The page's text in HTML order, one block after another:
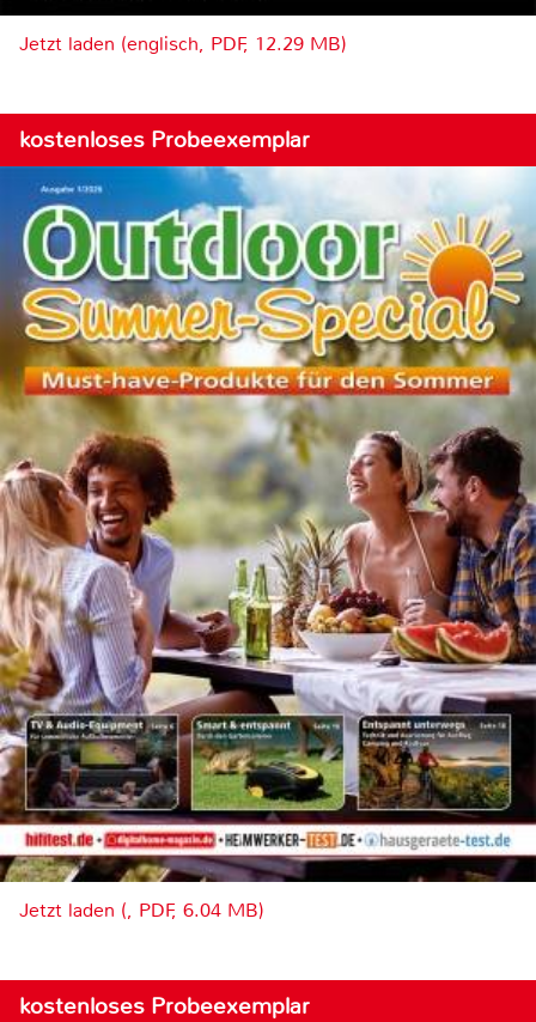
Jetzt laden (englisch, PDF, 12.29 MB)
kostenloses Probeexemplar
Jetzt laden (, PDF, 6.04 MB)
kostenloses Probeexemplar